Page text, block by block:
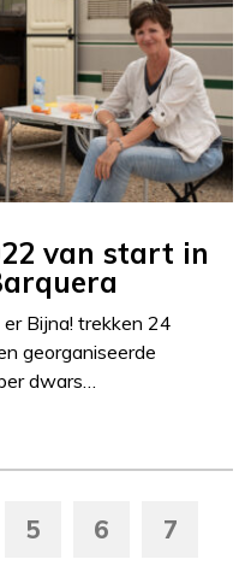
van start in
Bijna! trekken 24
georganiseerde
dwars…
5 6 7